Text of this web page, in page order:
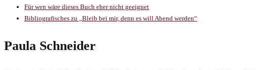
Für wen wäre dieses Buch eher nicht geeignet
Bibliografisches zu „Bleib bei mir, denn es will Abend werden“
Paula Schneider